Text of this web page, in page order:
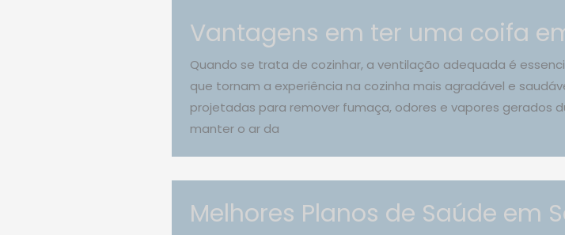
Vantagens em ter uma coifa
Quando se trata de cozinhar, a ventilação adequada é
que tornam a experiência na cozinha mais agradável e
projetadas para remover fumaça, odores e vapores gerados
manter o ar da
Melhores Planos de Saúde em